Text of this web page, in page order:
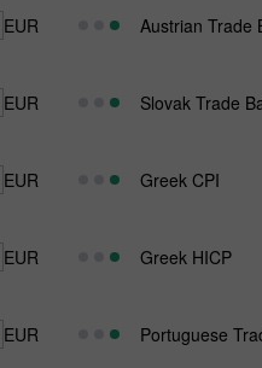
EUR Austrian Trade
EUR Slovak Trade
EUR Greek CPI
EUR Greek HICP
EUR Portuguese